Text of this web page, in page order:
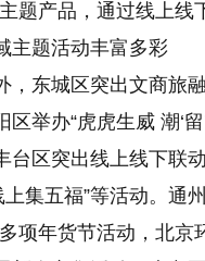
题产品，通过线上线
主题活动丰富多彩
，东城区突出文商旅
区举办“虎虎生威 潮‘
台区突出线上线下联
上集五福”等活动。通
项年货节活动，北